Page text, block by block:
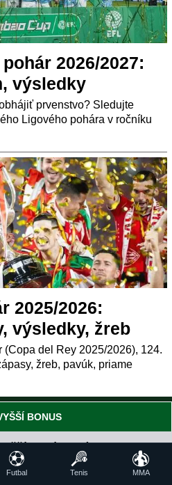
2026/2027:
výsledky
prvenstvo? Sledujte
Ligového pohára v ročníku
2025/2026:
výsledky, žreb
del Rey 2025/2026), 124.
žreb, pavúk, priame
BONUS
stávkových bonusov
Futbal Tenis MMA